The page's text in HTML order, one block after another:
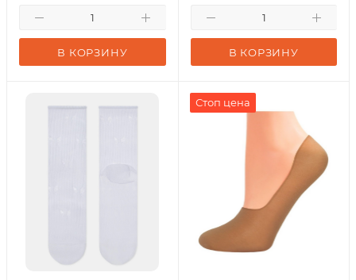
В КОРЗИНУ В КОРЗИНУ
Стоп цена